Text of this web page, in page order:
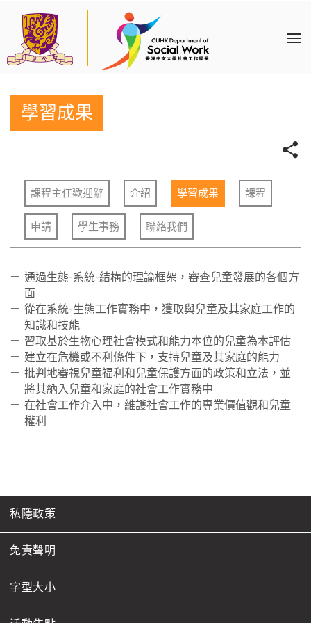
學習成果
課程主任歡迎辭 介紹 學習成果 課程
申請 學生事務 聯絡我們
通過生態-系統-結構的理論框架，審查兒童發展的各個方
面
從在系統-生態工作實務中，獲取與兒童及其家庭工作的
知識和技能
習取基於生物心理社會模式和能力本位的兒童為本評估
建立在危機或不利條件下，支持兒童及其家庭的能力
批判地審視兒童福利和兒童保護方面的政策和立法，並
將其納入兒童和家庭的社會工作實務中
在社會工作介入中，維護社會工作的專業價值觀和兒童
權利
私隱政策
免責聲明
字型大小